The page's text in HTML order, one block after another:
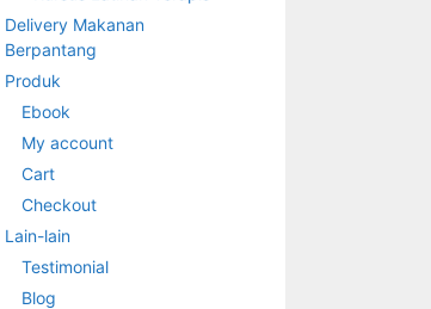
Delivery Makanan
Berpantang
Produk
Ebook
My account
Cart
Checkout
Lain-lain
Testimonial
Blog